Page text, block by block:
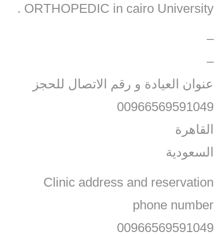
ORTHOPEDIC in cairo University .
–
–
عنوان العيادة و رقم الاتصال للحجز
00966569591049
القاهرة
السعودية
Clinic address and reservation
phone number
00966569591049